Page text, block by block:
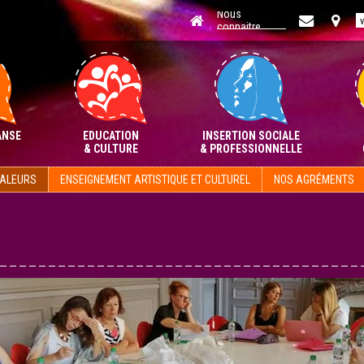
Aller
au
contenu
EDUCATION
& CULTURE
INSERTION SOCIALE
& PROFESSIONNELLE
ENSEIGNEMENT ARTISTIQUE ET CULTUREL NOS AGRÉMENTS